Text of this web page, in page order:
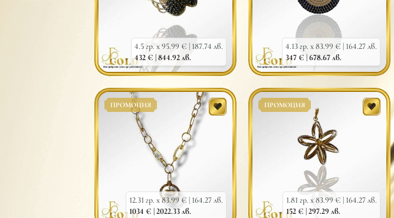
4.5 гр. x 95.99 € | 187.74 лв.
432 € |844.92 лв.
4.13 гр. x 83.99 € | 164.27 лв.
347 € |678.67 лв.
ПРОМОЦИЯ
12.31 гр. x 83.99 € | 164.27 лв.
1034 € |2022.33 лв.
ПРОМОЦИЯ
1.81 гр. x 83.99 € | 164.27 лв.
152 € |297.29 лв.